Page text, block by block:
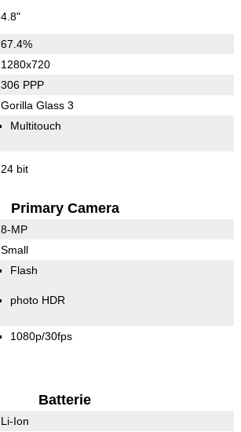
4.8"
67.4%
1280x720
306 PPP
Gorilla Glass 3
Multitouch
24 bit
Primary Camera
8-MP
Small
Flash
photo HDR
1080p/30fps
Batterie
Li-Ion